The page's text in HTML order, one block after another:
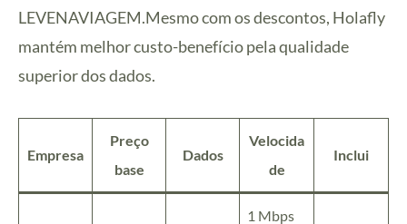
LEVENAVIAGEM.Mesmo com os descontos, Holafly
mantém melhor custo-benefício pela qualidade
superior dos dados.
Empresa
Preço
base
Dados
Velocida
de
Inclui
1 Mbps